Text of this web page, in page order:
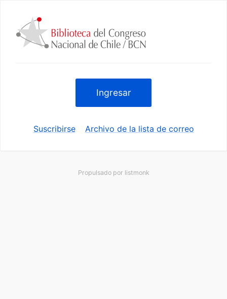
Ingresar
Suscribirse Archivo de la lista de correo
Propulsado por listmonk